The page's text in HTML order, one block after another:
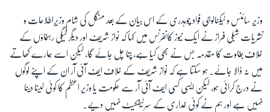
وزیر سائنس و ٹیکنالوجی فواد چوہدری کے اس بیان کے بعد منگل کی شام وزیراطلاعات و
نشریات شبلی فراز نے ایک نیوز کانفرنس میں کہا کہ نواز شریف اور دیگر لیگی رہنماؤں کے
خلاف بغاوت کا مقدمہ جس نے بھی کیا ہے، پتا چل جائے گا، لیکن اسے ہمارے کھاتے
میں نہ ڈالا جائے۔ ہو سکتا ہے کہ نواز شریف کے خلاف ایف آئی آر ان کے اپنے لوگوں
نے درج کرائی ہو، لیکن ایسی کسی ایف آئی آر سے حکومت یا وزیر اعظم کا کوئی لینا دینا
نہیں ہے اور ہم نے کوئی غداری کے سرٹیفکیٹ نہیں دیے۔